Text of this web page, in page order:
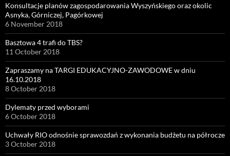
Konsultacje planów zagospodarowania Wyszyńskiego oraz okolic
Asnyka, Górniczej, Pagórkowej
6 November 2018
Basztowa 4 trafi do TBS?
11 October 2018
Zapraszamy na TARGI EDUKACYJNO-ZAWODOWE w dniu
16.10.2018
8 October 2018
Dylematy przed wyborami
6 October 2018
Uchwały RIO odnośnie sprawozdań z wykonania budżetu na półrocze
3 October 2018